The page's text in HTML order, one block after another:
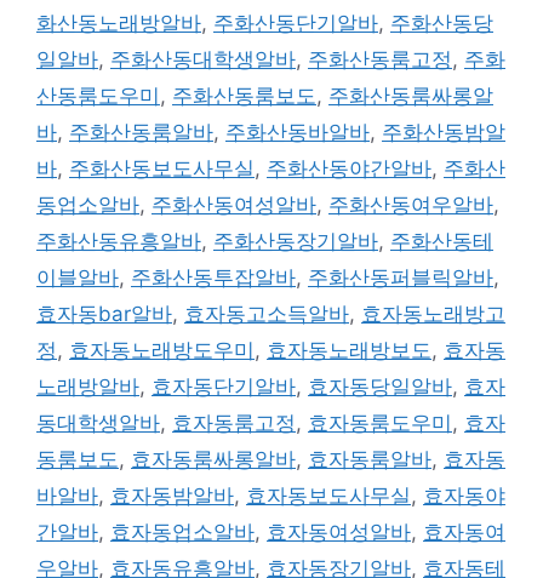
화산동노래방알바, 주화산동단기알바, 주화산동당
일알바, 주화산동대학생알바, 주화산동룸고정 , 주화
산동룸도우미 , 주화산동룸보도 , 주화산동룸싸롱알
바, 주화산동룸알바, 주화산동바알바, 주화산동밤알
바, 주화산동보도사무실 , 주화산동야간알바, 주화산
동업소알바, 주화산동여성알바, 주화산동여우알바,
주화산동유흥알바, 주화산동장기알바, 주화산동테
이블알바, 주화산동투잡알바, 주화산동퍼블릭알바,
효자동bar알바, 효자동고소득알바, 효자동노래방고
정 , 효자동노래방도우미 , 효자동노래방보도 , 효자동
노래방알바, 효자동단기알바, 효자동당일알바, 효자
동대학생알바, 효자동룸고정 , 효자동룸도우미 , 효자
동룸보도 , 효자동룸싸롱알바, 효자동룸알바, 효자동
바알바, 효자동밤알바, 효자동보도사무실 , 효자동야
간알바, 효자동업소알바, 효자동여성알바, 효자동여
우알바, 효자동유흥알바, 효자동장기알바, 효자동테